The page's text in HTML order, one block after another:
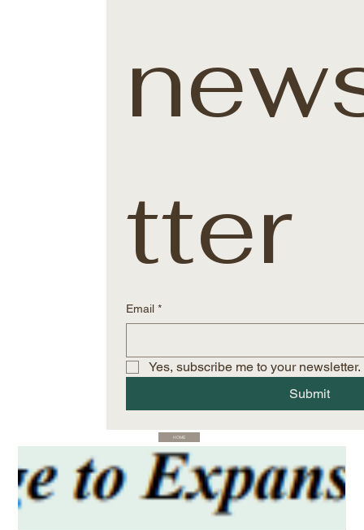
tter
Email *
Yes, subscribe me to your newsletter.
Submit
HOME